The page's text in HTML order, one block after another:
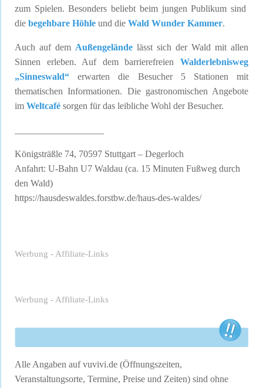
zum Spielen. Besonders beliebt beim jungen Publikum sind
die begehbare Höhle und die Wald Wunder Kammer.
Auch auf dem Außengelände lässt sich der Wald mit allen
Sinnen erleben. Auf dem barrierefreien Walderlebnisweg
„Sinneswald“ erwarten die Besucher 5 Stationen mit
thematischen Informationen. Die gastronomischen Angebote
im Weltcafé sorgen für das leibliche Wohl der Besucher.
Königsträßle 74, 70597 Stuttgart – Degerloch
Anfahrt: U-Bahn U7 Waldau (ca. 15 Minuten Fußweg durch
den Wald)
https://hausdeswaldes.forstbw.de/haus-des-waldes/
Werbung - Affiliate-Links
Werbung - Affiliate-Links
Alle Angaben auf vuvivi.de (Öffnungszeiten,
Veranstaltungsorte, Termine, Preise und Zeiten) sind ohne